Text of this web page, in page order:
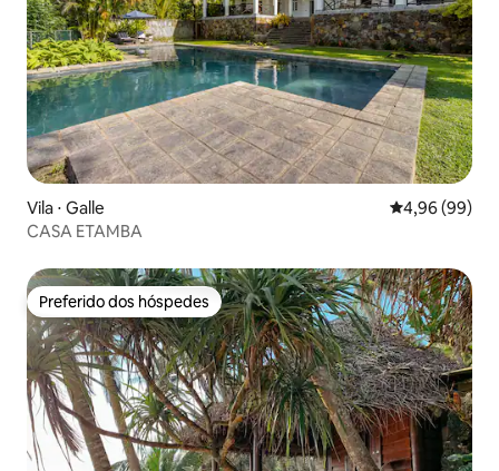
Vila ⋅ Galle 4,96 de uma
4,96 (99)
CASA ETAMBA
Preferido dos hóspedes
Preferido dos hóspedes